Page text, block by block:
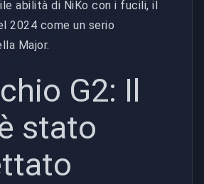
abilità di NiKo con i fucili, il
2024 come un serio
Major.
G2: Il
stato